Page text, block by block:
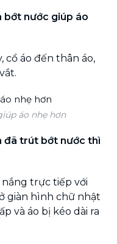
bớt nước giúp áo
cổ áo đến thân áo,
áo nhẹ hơn
đã trút bớt nước thì
trực tiếp với
giàn hình chữ nhật
và áo bị kéo dài ra